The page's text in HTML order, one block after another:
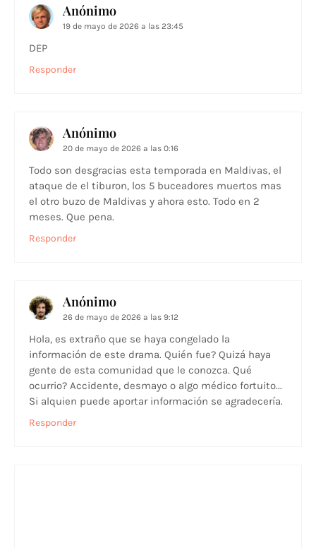
Anónimo
19 de mayo de 2026 a las 23:45
DEP
Responder
Anónimo
20 de mayo de 2026 a las 0:16
Todo son desgracias esta temporada en Maldivas, el
ataque de el tiburon, los 5 buceadores muertos mas
el otro buzo de Maldivas y ahora esto. Todo en 2
meses. Que pena.
Responder
Anónimo
26 de mayo de 2026 a las 9:12
Hola, es extraño que se haya congelado la
información de este drama. Quién fue? Quizá haya
gente de esta comunidad que le conozca. Qué
ocurrio? Accidente, desmayo o algo médico fortuito...
Si alquien puede aportar información se agradecería.
Responder